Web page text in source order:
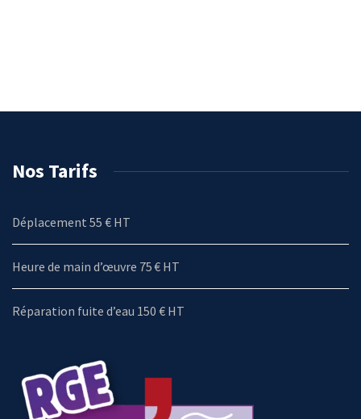
Nos Tarifs
Déplacement 55 € HT
Heure de main d’œuvre 75 € HT
Réparation fuite d’eau 150 € HT